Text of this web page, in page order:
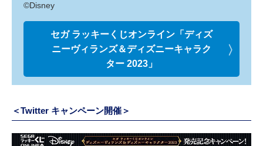
©Disney
セガ ラッキーくじオンライン「ディズ
ニーヴィランズ＆ディズニーキャラク
ター 2023」
＜Twitter キャンペーン開催＞